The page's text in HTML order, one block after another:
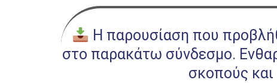
Η παρουσίαση που
στο παρακάτω σύνδεσμο.
σκοπούς και